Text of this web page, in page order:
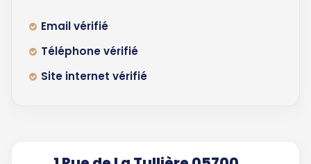
Email vérifié
Téléphone vérifié
Site internet vérifié